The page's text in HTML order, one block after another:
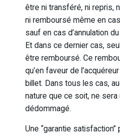
être ni transféré, ni repris,
ni remboursé même en
sauf en cas d’annulation
Et dans ce dernier cas,
être remboursé. Ce
qu’en faveur de
billet. Dans tous les cas,
nature que ce soit, ne
dédommagé.
Une “garantie